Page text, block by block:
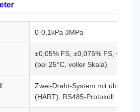
0-0,1kPa 3MPa
±0,05% FS, ±0,075% FS, 0,1%
(bei 25°C, voller Skala)
Zwei-Draht-System mit
(HART), RS485-Protokoll